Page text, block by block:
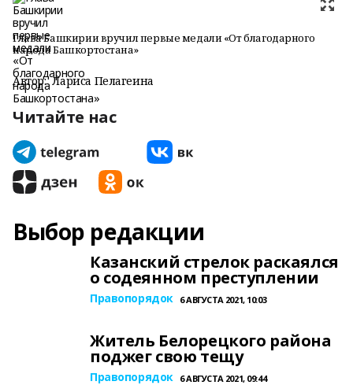
Глава Башкирии вручил первые медали «От благодарного
народа Башкортостана»
Автор: Лариса Пелагеина
Читайте нас
Выбор редакции
Казанский стрелок раскаялся
о содеянном преступлении
Правопорядок 6 АВГУСТА 2021, 10:03
Житель Белорецкого района
поджег свою тещу
Правопорядок 6 АВГУСТА 2021, 09:44